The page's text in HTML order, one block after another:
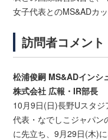
女子代表とのMS&ADカ
訪問者コメント
松浦俊嗣 MS&ADインシ
株式会社 広報・IR部長
10月9日(日)長野Uスタ
代表・なでしこジャパン
に先立ち、9月29日(木)